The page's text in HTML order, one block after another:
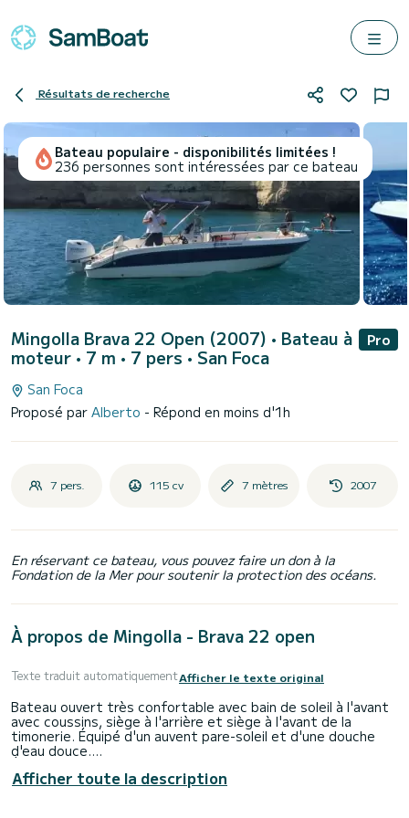
Résultats de recherche
Bateau populaire - disponibilités limitées !
236 personnes sont intéressées par ce bateau
Mingolla Brava 22 Open (2007) • Bateau à
moteur • 7 m • 7 pers • San Foca
Pro
San Foca
Proposé par Alberto - Répond en moins d'1h
7 pers. 115 cv 7 mètres 2007
En réservant ce bateau, vous pouvez faire un don à la
Fondation de la Mer pour soutenir la protection des océans.
À propos de Mingolla - Brava 22 open
Texte traduit automatiquementAfficher le texte original
Bateau ouvert très confortable avec bain de soleil à l'avant
avec coussins, siège à l'arrière et siège à l'avant de la
timonerie. Équipé d'un auvent pare-soleil et d'une douche
d'eau douce.
Nous sommes pet friendly!
Nous embarquons vos petits animaux sans problème; il est
Afficher toute la description